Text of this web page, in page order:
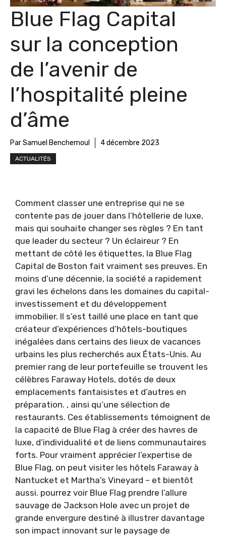
Blue Flag Capital
sur la conception
de l’avenir de
l’hospitalité pleine
d’âme
Par Samuel Benchemoul 4 décembre 2023
ACTUALITÉS
Comment classer une entreprise qui ne se
contente pas de jouer dans l’hôtellerie de luxe,
mais qui souhaite changer ses règles ? En tant
que leader du secteur ? Un éclaireur ? En
mettant de côté les étiquettes, la Blue Flag
Capital de Boston fait vraiment ses preuves. En
moins d’une décennie, la société a rapidement
gravi les échelons dans les domaines du capital-
investissement et du développement
immobilier. Il s’est taillé une place en tant que
créateur d’expériences d’hôtels-boutiques
inégalées dans certains des lieux de vacances
urbains les plus recherchés aux États-Unis. Au
premier rang de leur portefeuille se trouvent les
célèbres Faraway Hotels, dotés de deux
emplacements fantaisistes et d’autres en
préparation. , ainsi qu’une sélection de
restaurants. Ces établissements témoignent de
la capacité de Blue Flag à créer des havres de
luxe, d’individualité et de liens communautaires
forts. Pour vraiment apprécier l’expertise de
Blue Flag, on peut visiter les hôtels Faraway à
Nantucket et Martha’s Vineyard – et bientôt
aussi. pourrez voir Blue Flag prendre l’allure
sauvage de Jackson Hole avec un projet de
grande envergure destiné à illustrer davantage
son impact innovant sur le paysage de